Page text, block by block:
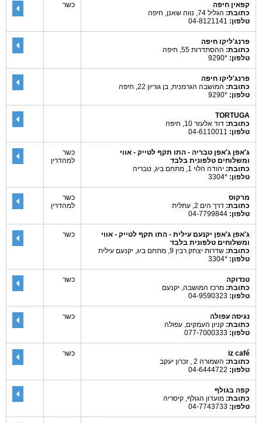
קפאין חיפה
כתובת: הגליל 74, נווה שאנן, חיפה
טלפון:
כשר
פרנג'ליקו חיפה
כתובת: ההסתדרות 55, חיפה
טלפון: *9290
פרנג'ליקו חיפה
כתובת: המושבה הגרמנית, בן גוריון 22, חיפה
טלפון: *9290
TORTUGA
כתובת: דוד אלעזר 10, חיפה
טלפון:
ג'אפן ג'אפן טבריה - התו תקף לטייק - אווי
ומשלוחים טלפונית בלבד
כתובת: יהודה הלוי 1, מתחם ביג, טבריה
טלפון: *3304
כשר
למהדרין
מרקוס
כתובת: דרך הים 2, עתלית
טלפון:
כשר
למהדרין
ג'אפן ג'אפן יקנעם עילית - התו תקף לטייק - אווי
ומשלוחים טלפונית בלבד
כתובת: שדרות יצחק רבין 9, מתחם ביג, יקנעם עילית
טלפון: *3304
כשר
טנדוקה
כתובת: מרכז המושבה, יקנעם
טלפון:
כשר
נגיסה עפולה
כתובת: קניון העמקים, עפולה
טלפון:
כשר
iz café
כתובת: השמורה 2 , זכרון יעקב
טלפון:
כשר
קפה בגולף
כתובת: מועדון הגולף, קיסריה
טלפון: